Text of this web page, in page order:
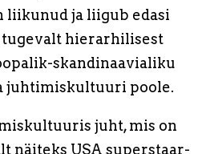
ja liigub edasi
tugevalt hierarhilisest
skandinaavialiku
juhtimiskultuuri poole.
juht, mis on
näiteks USA superstaar-